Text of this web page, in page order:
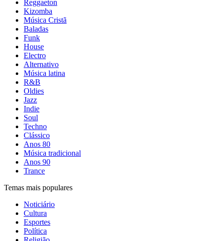
Reggaeton
Kizomba
Música Cristã
Baladas
Funk
House
Electro
Alternativo
Música latina
R&B
Oldies
Jazz
Indie
Soul
Techno
Clássico
Anos 80
Música tradicional
Anos 90
Trance
Temas mais populares
Noticiário
Cultura
Esportes
Política